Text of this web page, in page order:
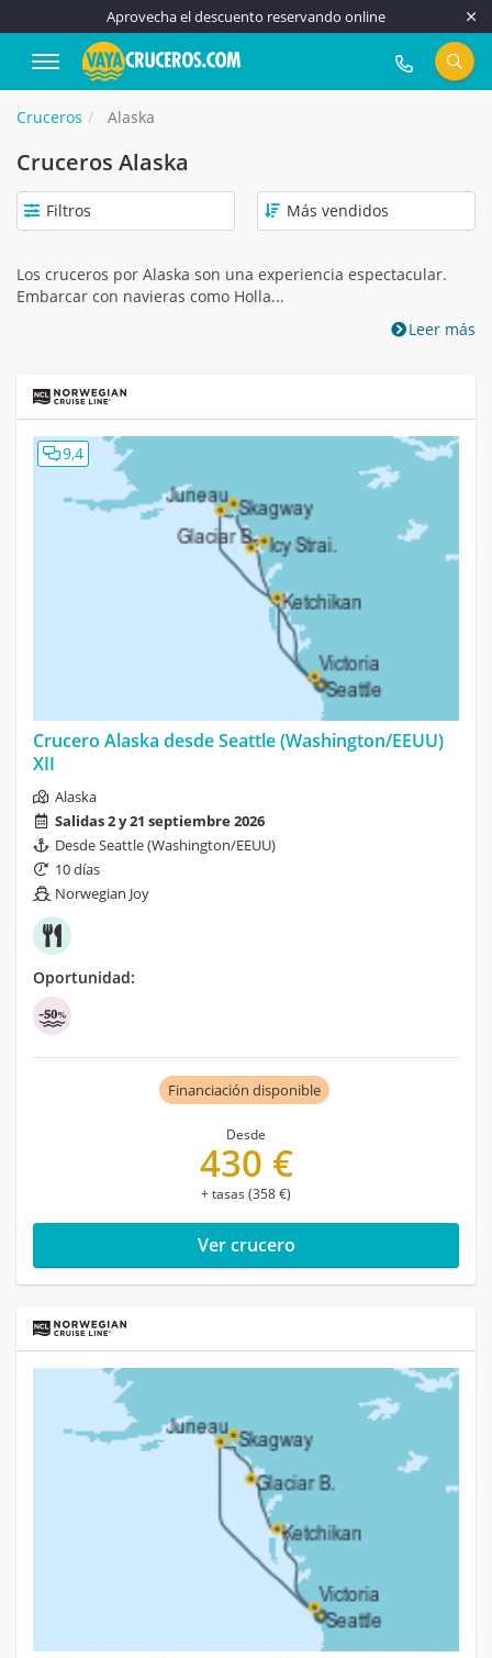
Aprovecha el descuento reservando online
917 815 555
Cruceros Alaska
Cruceros Alaska
Filtros
Los cruceros por Alaska son una experiencia espectacular.
Embarcar con navieras como Holla...
Leer más
9,4
Crucero Alaska desde Seattle (Washington/EEUU)
XII
Alaska
Salidas 2 y 21 septiembre 2026
Desde Seattle (Washington/EEUU)
10 días
Norwegian Joy
Oportunidad:
Financiación disponible
Desde
430 €
+ tasas (358 €)
Ver crucero